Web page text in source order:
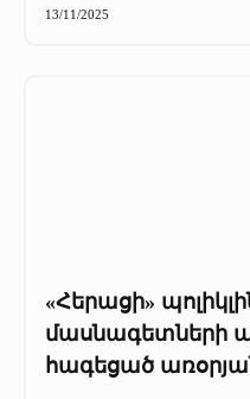
13/11/2025
«Հերացի»
մասնագետների
հագեցած